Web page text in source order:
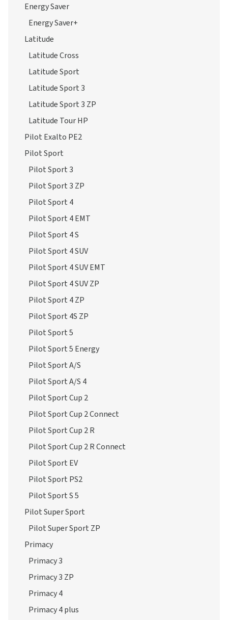
Energy Saver
Energy Saver+
Latitude
Latitude Cross
Latitude Sport
Latitude Sport 3
Latitude Sport 3 ZP
Latitude Tour HP
Pilot Exalto PE2
Pilot Sport
Pilot Sport 3
Pilot Sport 3 ZP
Pilot Sport 4
Pilot Sport 4 EMT
Pilot Sport 4 S
Pilot Sport 4 SUV
Pilot Sport 4 SUV EMT
Pilot Sport 4 SUV ZP
Pilot Sport 4 ZP
Pilot Sport 4S ZP
Pilot Sport 5
Pilot Sport 5 Energy
Pilot Sport A/S
Pilot Sport A/S 4
Pilot Sport Cup 2
Pilot Sport Cup 2 Connect
Pilot Sport Cup 2 R
Pilot Sport Cup 2 R Connect
Pilot Sport EV
Pilot Sport PS2
Pilot Sport S 5
Pilot Super Sport
Pilot Super Sport ZP
Primacy
Primacy 3
Primacy 3 ZP
Primacy 4
Primacy 4 plus